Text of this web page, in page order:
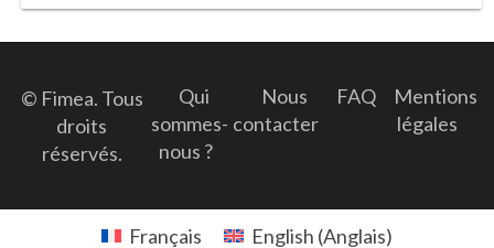
© Fimea. Tous
droits
réservés.
Qui
sommes-
nous ?
Nous
contacter
FAQ
Mentions
légales
Français English (Anglais)